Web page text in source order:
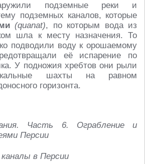
подземные реки и
подземных каналов, которые
(quanat), по которым вода из
шла к месту назначения. То
подводили воду к орошаемому
её испарение по
У подножия хребтов они рыли
шахты на равном
горизонта.
в Персии